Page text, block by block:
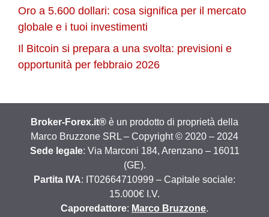
Oro a 5.600 dollari: cosa significa per il mercato
globale e i tuoi investimenti
Il Bitcoin si prepara a una svolta: previsioni e
opportunità per febbraio 2026
Broker-Forex.it® è un prodotto di proprietà della
Marco Bruzzone SRL – Copyright © 2020 – 2024
Sede legale: Via Marconi 184, Arenzano – 16011
(GE).
Partita IVA: IT02664710999 – Capitale sociale:
15.000€ I.V.
Caporedattore: Marco Bruzzone.